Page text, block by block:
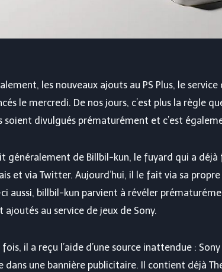
les nouveaux ajouts au PS Plus, le
le mercredi. De nos jours, c’est plus la règle
soient divulgués prématurément et c’est
généralement de Billbil-kun, le fuyard qui a
et via Twitter. Aujourd’hui, il le fait via sa
aussi, billbil-kun parvient à révéler
ajoutés au service de jeux de Sony.
il a reçu l’aide d’une source inattendue :
dans une bannière publicitaire. Il contient déjà